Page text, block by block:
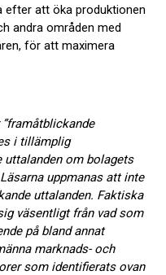
efter att öka produktionen
andra områden med
för att maximera
i tillämplig
uttalanden om bolagets
uppmanas att inte
uttalanden. Faktiska
väsentligt från vad som
på bland annat
marknads- och
som identifierats ovan